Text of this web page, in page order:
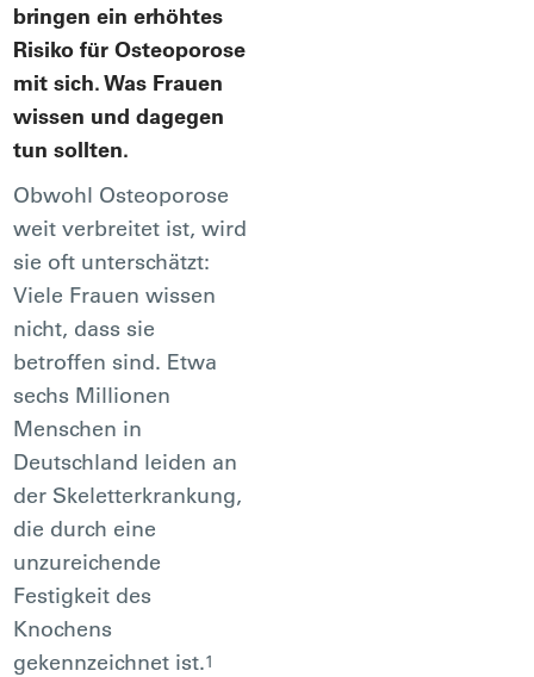
bringen ein erhöhtes
Risiko für Osteoporose
mit sich. Was Frauen
wissen und dagegen
tun sollten.
Obwohl Osteoporose
weit verbreitet ist, wird
sie oft unterschätzt:
Viele Frauen wissen
nicht, dass sie
betroffen sind. Etwa
sechs Millionen
Menschen in
Deutschland leiden an
der Skeletterkrankung,
die durch eine
unzureichende
Festigkeit des
Knochens
gekennzeichnet ist.1